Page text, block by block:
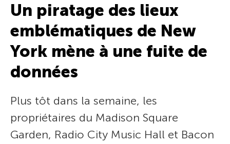
Un piratage des lieux
emblématiques de New
York mène à une fuite de
données
Plus tôt dans la semaine, les
propriétaires du Madison Square
Garden, Radio City Music Hall et Bacon